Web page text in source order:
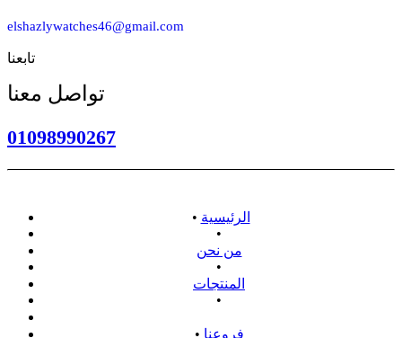
elshazlywatches46@gmail.com
تابعنا
تواصل معنا
01098990267
• الرئيسية
•
من نحن
•
المنتجات
•
• فروعنا